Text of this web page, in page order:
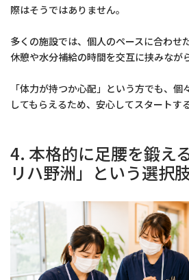
際はそうではありません。
多くの施設では、個人のペースに合わせ
休憩や水分補給の時間を交互に挟みなが
「体力が持つか心配」という方でも、
してもらえるため、安心してスタートす
4. 本格的に足腰を鍛え
リハ野洲」という選択